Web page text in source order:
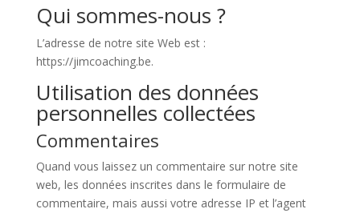
Qui sommes-nous ?
L’adresse de notre site Web est :
https://jimcoaching.be.
Utilisation des données
personnelles collectées
Commentaires
Quand vous laissez un commentaire sur notre site
web, les données inscrites dans le formulaire de
commentaire, mais aussi votre adresse IP et l’agent